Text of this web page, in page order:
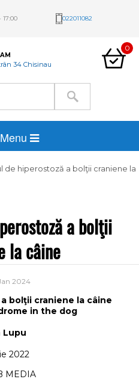
17:00 022011082
34 Chisinau
0
de hiperostoză a bolţii craniene la
a bolţii
la câine
2024
bolţii craniene la câine
in the dog
Lupu
2022
MEDIA